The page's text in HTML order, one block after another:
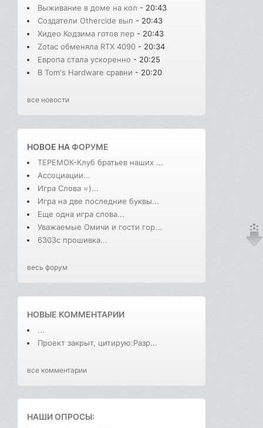
Выживание в доме на кол - 20:43
Создатели Othercide вып - 20:43
Хидео Кодзима готов пер - 20:43
Zotac обменяла RTX 4090 - 20:34
Европа стала ускоренно - 20:25
В Tom's Hardware сравни - 20:20
все новости
НОВОЕ НАФОРУМЕ
ТЕРЕМОК-Клуб братьев наших ...
Ассоциации...
Игра Слова =)...
Игра на две последние буквы...
Еще одна игра слова...
Уважаемые Омичи и гости гор...
6303с прошивка...
весь форум
НОВЫЕ КОММЕНТАРИИ
...
Проект закрыт, цитирую:Разр...
все комментарии
НАШИ ОПРОСЫ: